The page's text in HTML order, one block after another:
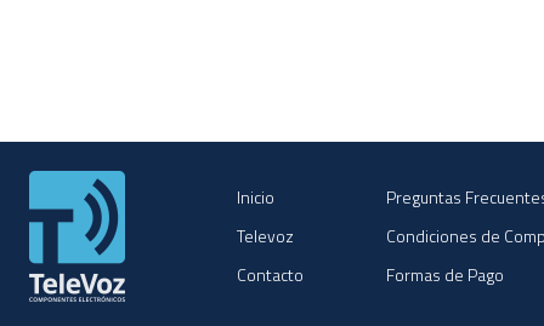
Inicio
Preguntas
Televoz
Condiciones de
Contacto
Formas de Pago